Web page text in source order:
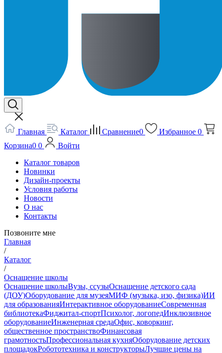
Главная Каталог Сравнение0 Избранное 0
Корзина0 0
Войти
Каталог товаров
Новинки
Дизайн-проекты
Условия работы
Новости
О нас
Контакты
Позвоните мне
Главная
/
Каталог
/
Оснащение школы
Оснащение школыВузы, ссузыОснащение детского сада
(ДОУ)Оборудование для музеяМИФ (музыка, изо, физика)ИИ
для образованияИнтерактивное оборудованиеСовременная
библиотекаФиджитал-спортПсихолог, логопедИнклюзивное
оборудованиеИнженерная средаОфис, коворкинг,
общественное пространствоФинансовая
грамотностьПрофессиональная кухняОборудование детских
площадокРобототехника и конструкторыЛучшие цены на